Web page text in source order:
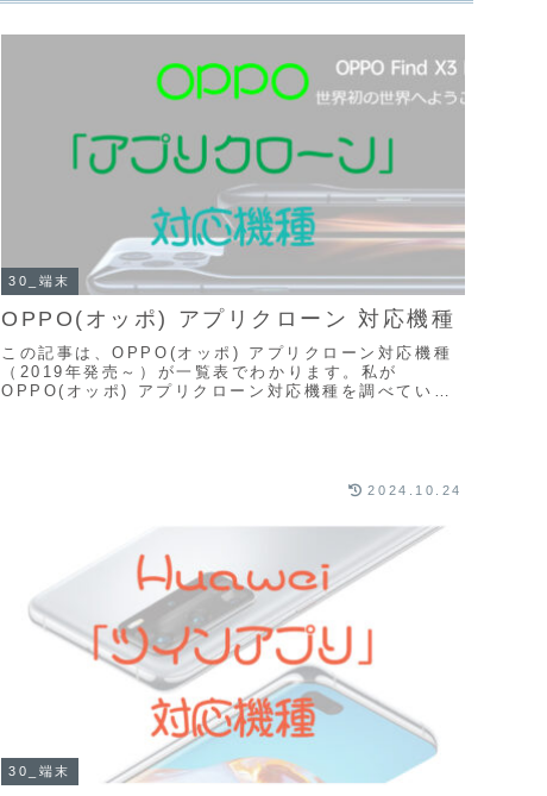
30_端末
OPPO(オッポ) アプリクローン 対応機種
この記事は、OPPO(オッポ) アプリクローン対応機種
（2019年発売～）が一覧表でわかります。私が
OPPO(オッポ) アプリクローン対応機種を調べていた
2024.10.24
30_端末